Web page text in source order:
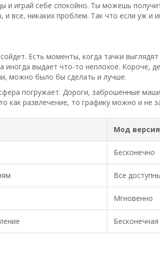
и играй себе спокойно. Ты можешь
все, никаких проблем. Так что если уж и
Есть моменты, когда тачки выглядят
выдает что-то неплохое. Короче,
можно было бы сделать и лучше.
погружает. Дороги, заброшенные
как развлечение, то графику можно и не
Мод версия
Бесконечно
Все
Мгновенно
Бесконечная